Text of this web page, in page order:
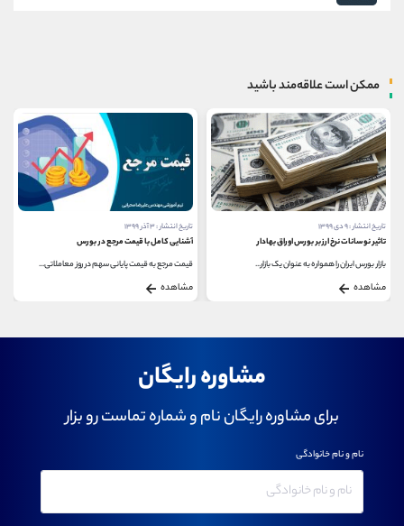
ممکن است علاقه‌مند باشید
تاریخ انتشار : ۹ دی ۱۳۹۹
تاثیر نوسانات نرخ ارز بر بورس اوراق بهادار
بازار بورس ایران را همواره به عنوان یک بازار...
مشاهده
تاریخ انتشار : ۳ آذر ۱۳۹۹
آشنایی کامل با قيمت مرجع در بورس
قیمت مرجع به قيمت پايانی سهم در روز معاملاتی...
مشاهده
مشاوره رایگان
برای مشاوره رایگان نام و شماره تماست رو بزار
نام و نام خانوادگی